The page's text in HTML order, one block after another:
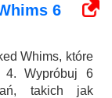
6
Whims, które
4. Wypróbuj 6
takich jak